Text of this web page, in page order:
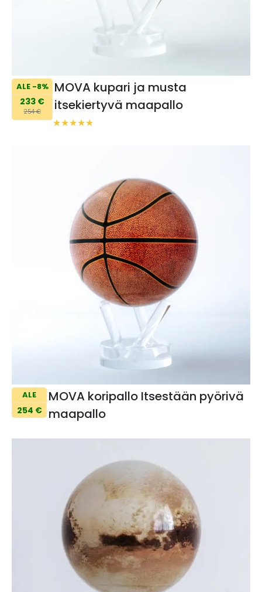
ALE -8%
233 €
254 €
MOVA kupari ja musta
itsekiertyvä maapallo
ALE
254 €
MOVA koripallo Itsestään pyörivä
maapallo